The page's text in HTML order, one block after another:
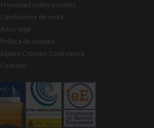
Privacidad redes sociales
Condiciones de venta
Aviso legal
Política de cookies
Equipo Ciclismo Controlpack
Contacto